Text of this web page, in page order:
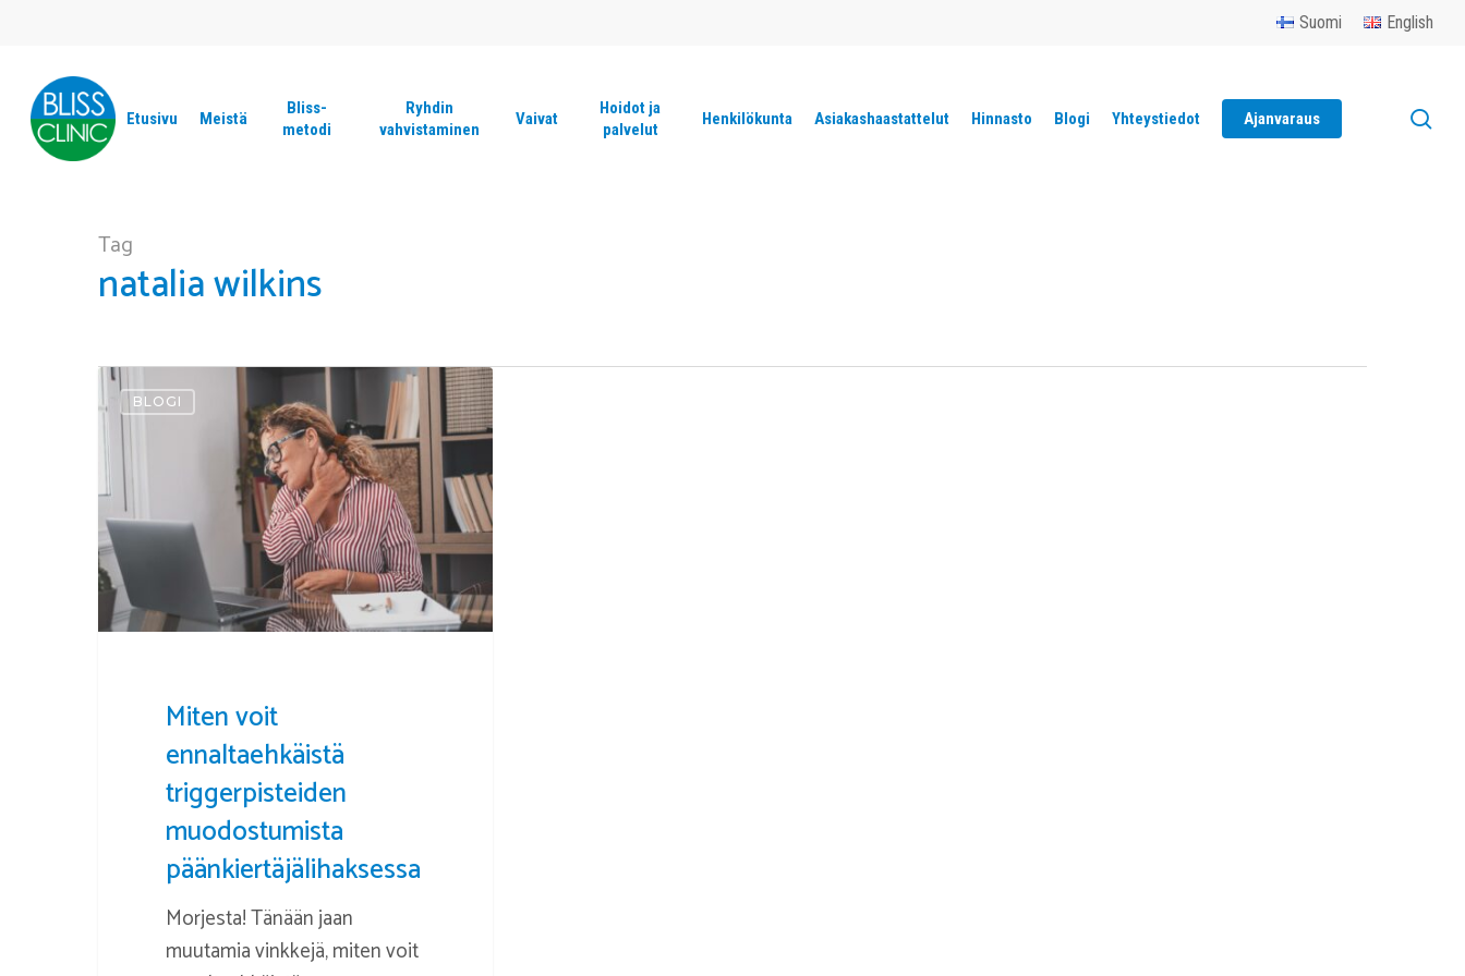
content
Suomi English
Etusivu Meistä
Bliss-
metodi
Ryhdin
vahvistaminen
Vaivat
Hoidot ja
palvelut
Henkilökunta Asiakashaastattelut Hinnasto Blogi Yhteystiedot Ajanvaraus
Tag
natalia wilkins
Miten
voit
ennaltaehkäistä
triggerpisteiden
muodostumista
päänkiertäjälihaksessa
BLOGI
Miten voit
ennaltaehkäistä
triggerpisteiden
muodostumista
päänkiertäjälihaksessa
Morjesta! Tänään jaan
muutamia vinkkejä, miten voit
Menu